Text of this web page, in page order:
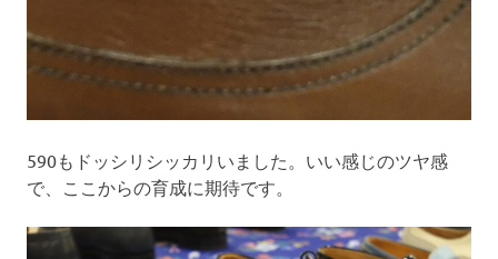
590もドッシリシッカリいました。いい感じのツヤ感
で、ここからの育成に期待です。